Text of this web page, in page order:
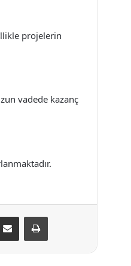
projelerin
vadede kazanç
E-Posta ile paylaş Yazdır